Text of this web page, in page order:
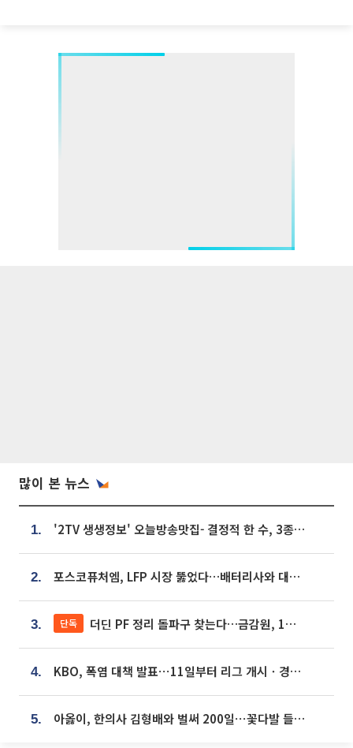
많이 본 뉴스
1. '2TV 생생정보' 오늘방송맛집- 결정적 한 수, 3종 메밀면! 메밀 소바 맛집 '의○○○○'
2. 포스코퓨처엠, LFP 시장 뚫었다…배터리사와 대규모 장기 공급 합의
3. 단독 더딘 PF 정리 돌파구 찾는다…금감원, 1년 반 만에 매각설명회 재개
4. KBO, 폭염 대책 발표⋯11일부터 리그 개시ㆍ경기 오후 7시 시작
5. 아옳이, 한의사 김형배와 벌써 200일⋯꽃다발 들고 "프러포즈 아냐"